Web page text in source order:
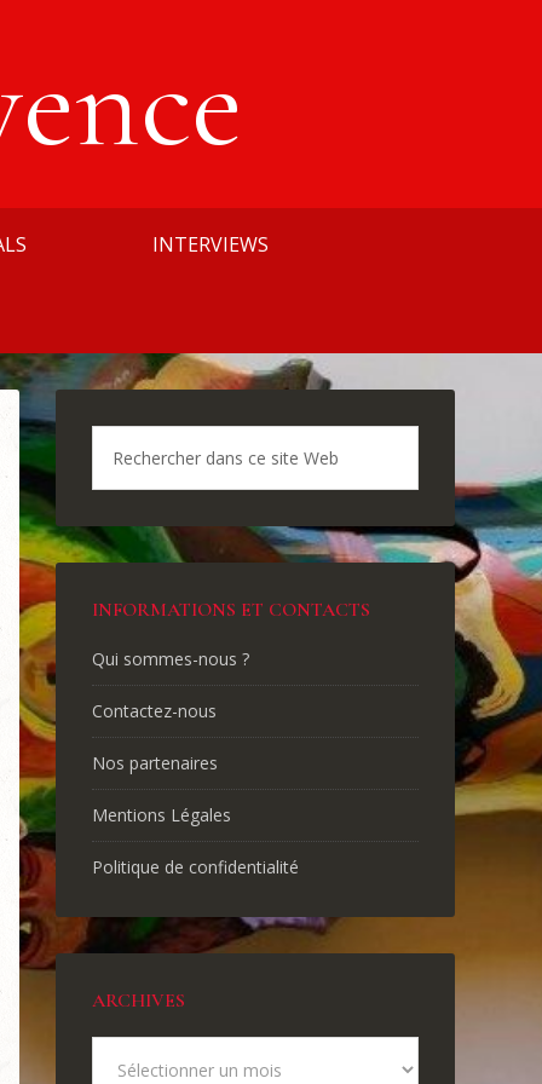
INTERVIEWS
INFORMATIONS ET CONTACTS
Qui sommes-nous ?
Contactez-nous
Nos partenaires
Mentions Légales
Politique de confidentialité
ARCHIVES